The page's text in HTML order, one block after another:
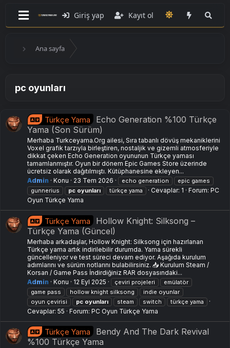
Giriş yap Kayıt ol
Ana sayfa
pc oyunları
Türkçe Yama
Echo Generation %100 Türkçe
Yama (Son Sürüm)
Merhaba Turkceyama.Org ailesi, Sıra tabanlı dövüş mekaniklerini
Voxel grafik tarzıyla birleştiren, nostaljik ve gizemli atmosferiyle
dikkat çeken Echo Generation oyununun Türkçe yaması
tamamlanmıştır. Oyun bir dönem Epic Games Store üzerinde
ücretsiz olarak dağıtılmıştı. Kütüphanesine ekleyen...
Admin
Konu 23 Tem 2026 echo generation
epic games
gunnerius
pc oyunları türkçe yama Cevaplar: 1 Forum: PC
Oyun Türkçe Yama
Türkçe Yama
Hollow Knight: Silksong –
Türkçe Yama (Güncel)
Merhaba arkadaşlar, Hollow Knight: Silksong için hazırlanan
Türkçe yama artık indirilebilir durumda. Yama sürekli
güncelleniyor ve test süreci devam ediyor. Aşağıda kurulum
adımlarını ve sürüm notlarını bulabilirsiniz. 📥 Kurulum Steam /
Korsan / Game Pass İndirdiğiniz RAR dosyasındaki...
Admin
Konu 12 Eyl 2025 çeviri projeleri
emülatör
game pass
hollow knight silksong
indie oyunlar
oyun çevirisi
pc oyunları steam switch türkçe yama
Cevaplar: 55 Forum: PC Oyun Türkçe Yama
Türkçe Yama
Bendy And The Dark Revival
%100 Türkçe Yama